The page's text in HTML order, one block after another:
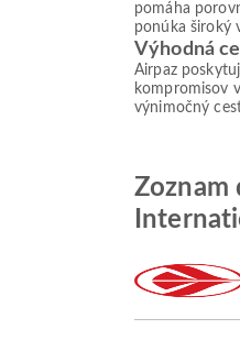
pomáha
ponúka široký
Výhodná
Airpaz
kompromisov
výnimočný
Zoznam